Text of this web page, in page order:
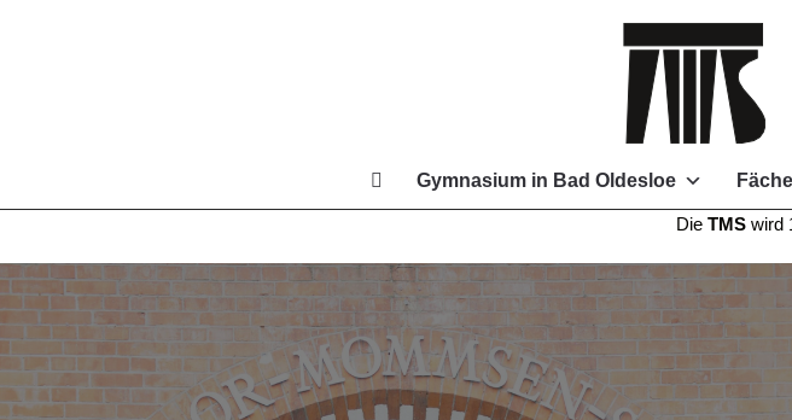
Gymnasium in Bad Oldesloe
Die TMS wird